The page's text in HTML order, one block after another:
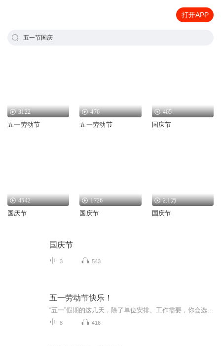
打开APP
五一节国庆
3122
五一劳动节
476
五一劳动节
465
国庆节
4542
国庆节
1726
国庆节
2.1万
国庆节
国庆节
3 543
五一劳动节快乐！
8 416